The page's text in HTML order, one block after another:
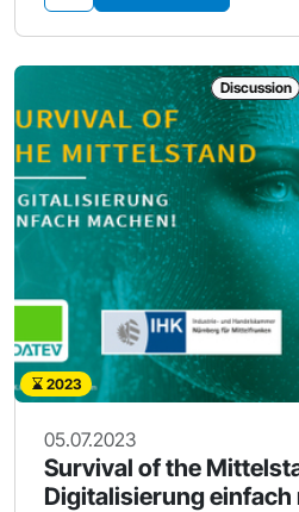
Discussion
2023
05.07.2023
Survival of the
Digitalisierung einfach